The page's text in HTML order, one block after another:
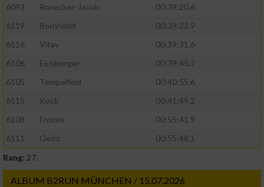
6093 Ronecker-Jacob
00:39:20.6
6119
Bornholdt
00:39:22.9
6116
Vitay
00:39:31.6
6106
Eichberger
00:39:45.7
6105
Tempelfeld
00:40:55.6
6115
Keck
00:41:49.2
6108
Fromm
00:55:41.9
6111
Geitz
00:55:48.1
Rang: 27.
ALBUM B2RUN MÜNCHEN / 15.07.2026